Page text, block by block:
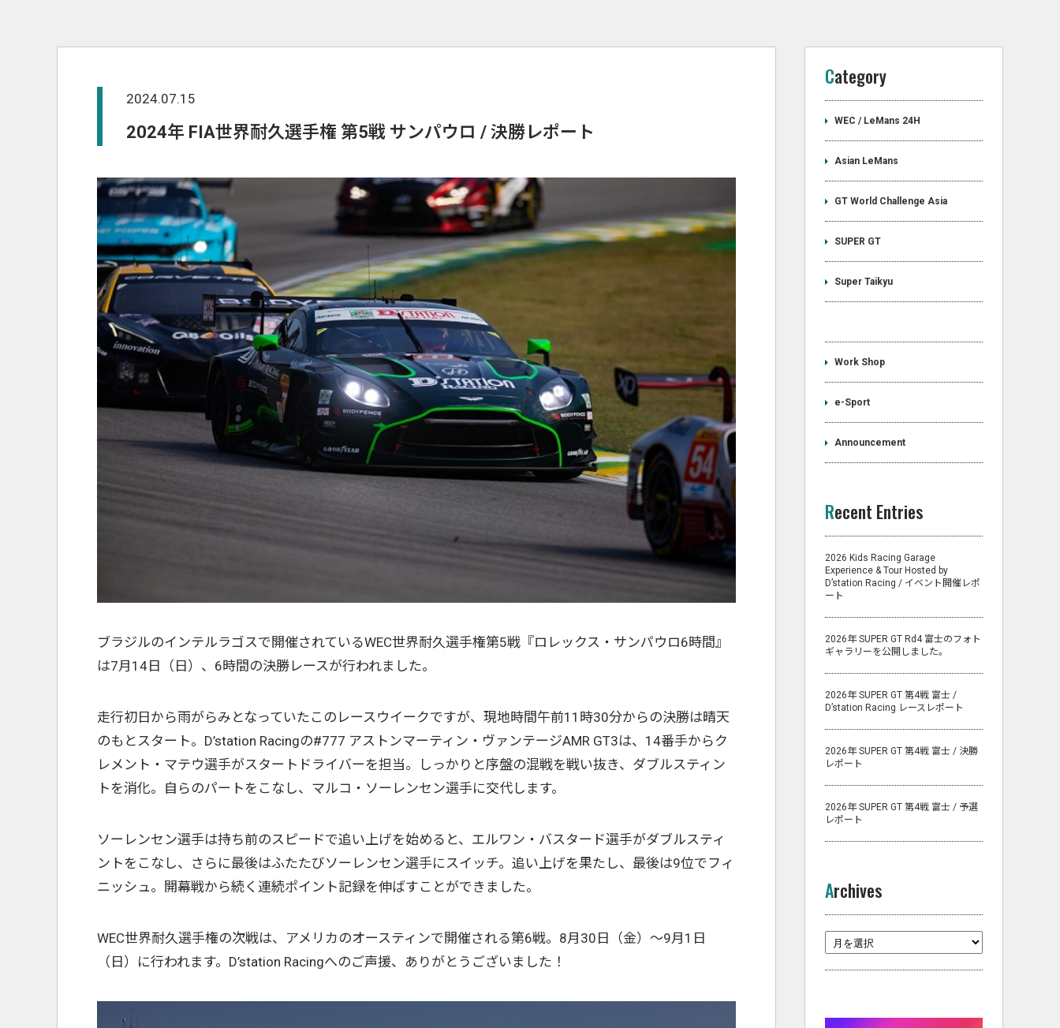
2024.07.15
2024年 FIA世界耐久選手権 第5戦 サンパウロ / 決勝レポート
ブラジルのインテルラゴスで開催されているWEC世界耐久選手権第5戦『ロレックス・サンパウロ6時間』
は7月14日（日）、6時間の決勝レースが行われました。
走行初日から雨がらみとなっていたこのレースウイークですが、現地時間午前11時30分からの決勝は晴天
のもとスタート。D’station Racingの#777 アストンマーティン・ヴァンテージAMR GT3は、14番手からク
レメント・マテウ選手がスタートドライバーを担当。しっかりと序盤の混戦を戦い抜き、ダブルスティン
トを消化。自らのパートをこなし、マルコ・ソーレンセン選手に交代します。
ソーレンセン選手は持ち前のスピードで追い上げを始めると、エルワン・バスタード選手がダブルスティ
ントをこなし、さらに最後はふたたびソーレンセン選手にスイッチ。追い上げを果たし、最後は9位でフィ
ニッシュ。開幕戦から続く連続ポイント記録を伸ばすことができました。
WEC世界耐久選手権の次戦は、アメリカのオースティンで開催される第6戦。8月30日（金）〜9月1日
（日）に行われます。D’station Racingへのご声援、ありがとうございました！
Category
WEC / LeMans 24H
Asian LeMans
GT World Challenge Asia
SUPER GT
Super Taikyu
Work Shop
e-Sport
Announcement
Recent Entries
2026 Kids Racing Garage
Experience & Tour Hosted by
D’station Racing / イベント開催レポ
ート
2026年 SUPER GT Rd4 富士のフォト
ギャラリーを公開しました。
2026年 SUPER GT 第4戦 富士 /
D’station Racing レースレポート
2026年 SUPER GT 第4戦 富士 / 決勝
レポート
2026年 SUPER GT 第4戦 富士 / 予選
レポート
Archives